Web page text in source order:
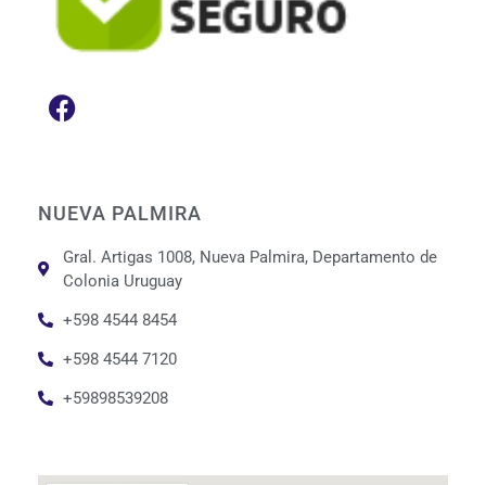
NUEVA PALMIRA
Gral. Artigas 1008, Nueva Palmira, Departamento de
Colonia Uruguay
+598 4544 8454
+598 4544 7120
+59898539208